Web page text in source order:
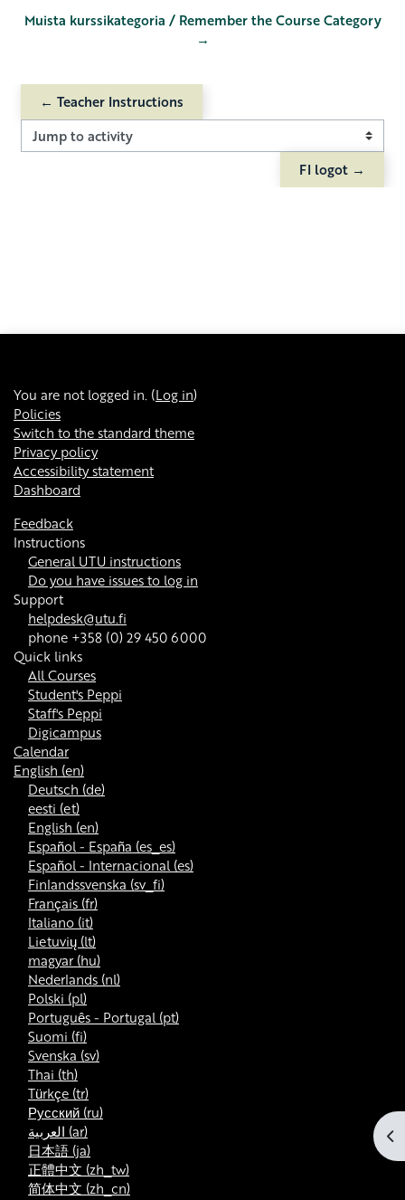
Muista kurssikategoria / Remember the Course Category
→
← Teacher Instructions
Jump to activity
FI logot →
You are not logged in. (Log in)
Policies
Switch to the standard theme
Privacy policy
Accessibility statement
Dashboard
Feedback
Instructions
General UTU instructions
Do you have issues to log in
Support
helpdesk@utu.fi
phone +358 (0) 29 450 6000
Quick links
All Courses
Student's Peppi
Staff's Peppi
Digicampus
Calendar
English ‎(en)‎
Deutsch ‎(de)‎
eesti ‎(et)‎
English ‎(en)‎
Español - España ‎(es_es)‎
Español - Internacional ‎(es)‎
Finlandssvenska ‎(sv_fi)‎
Français ‎(fr)‎
Italiano ‎(it)‎
Lietuvių ‎(lt)‎
magyar ‎(hu)‎
Nederlands ‎(nl)‎
Polski ‎(pl)‎
Português - Portugal ‎(pt)‎
Suomi ‎(fi)‎
Svenska ‎(sv)‎
Thai ‎(th)‎
Türkçe ‎(tr)‎
Русский ‎(ru)‎
العربية ‎(ar)‎
日本語 ‎(ja)‎
正體中文 ‎(zh_tw)‎
简体中文 ‎(zh_cn)‎